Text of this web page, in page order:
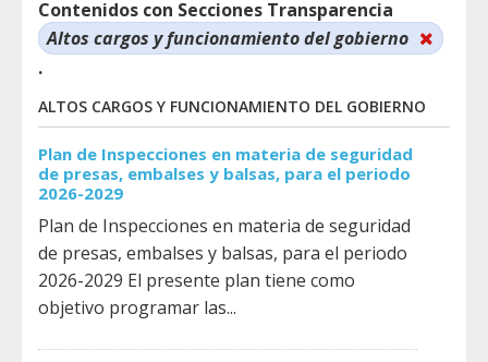
Contenidos con Secciones Transparencia
Altos cargos y funcionamiento del gobierno
.
ALTOS CARGOS Y FUNCIONAMIENTO DEL GOBIERNO
Plan de Inspecciones en materia de seguridad
de presas, embalses y balsas, para el periodo
2026-2029
Plan de Inspecciones en materia de seguridad
de presas, embalses y balsas, para el periodo
2026-2029 El presente plan tiene como
objetivo programar las...